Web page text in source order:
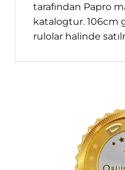
tarafından Papro
katalogtur. 106cm
rulolar halinde